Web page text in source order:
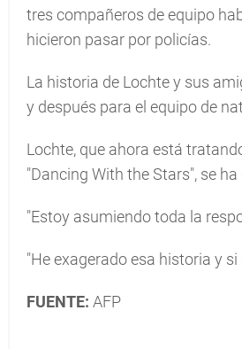
tres compañeros de equipo
hicieron pasar por policías.
La historia de Lochte y sus
y después para el equipo de
Lochte, que ahora está
"Dancing With the Stars", se
"Estoy asumiendo toda la
"He exagerado esa historia y
FUENTE: AFP